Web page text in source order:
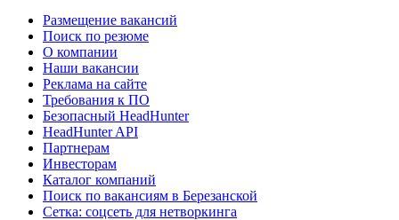
Размещение вакансий
Поиск по резюме
О компании
Наши вакансии
Реклама на сайте
Требования к ПО
Безопасный HeadHunter
HeadHunter API
Партнерам
Инвесторам
Каталог компаний
Поиск по вакансиям в Березанской
Сетка: соцсеть для нетворкинга